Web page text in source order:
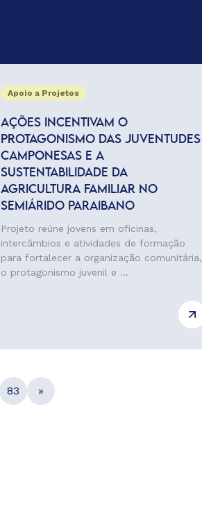
Apoio a Projetos
AÇÕES INCENTIVAM O
PROTAGONISMO DAS JUVENTUDES
CAMPONESAS E A
SUSTENTABILIDADE DA
AGRICULTURA FAMILIAR NO
SEMIÁRIDO PARAIBANO
Projeto reúne jovens em oficinas,
intercâmbios e atividades de formação
para fortalecer a organização comunitária,
o protagonismo juvenil e ...
83 »